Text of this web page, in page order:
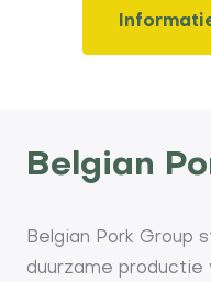
Belgian
Belgian Pork Group
duurzame productie